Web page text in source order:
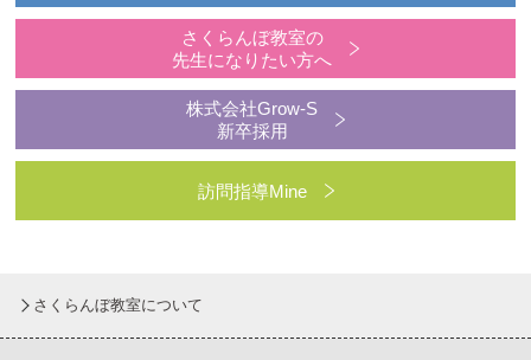
さくらんぼ教室の
先生になりたい方へ
株式会社Grow-S
新卒採用
訪問指導Mine
さくらんぼ教室について